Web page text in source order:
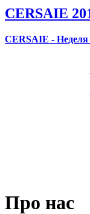
CERSAIE
CERSAIE -
Про нас